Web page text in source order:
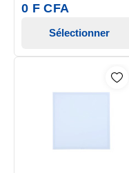
0 F CFA
Sélectionner